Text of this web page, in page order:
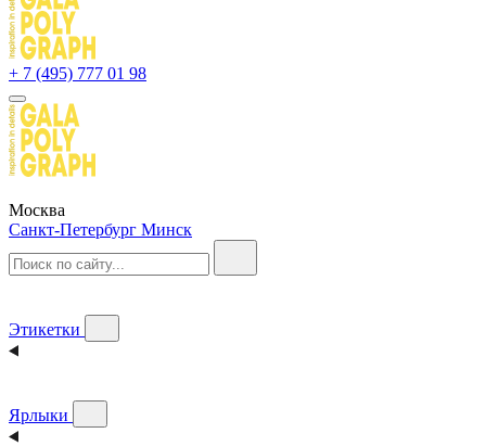
+ 7 (495) 777 01 98
Москва
Санкт-Петербург Минск
Этикетки
Ярлыки